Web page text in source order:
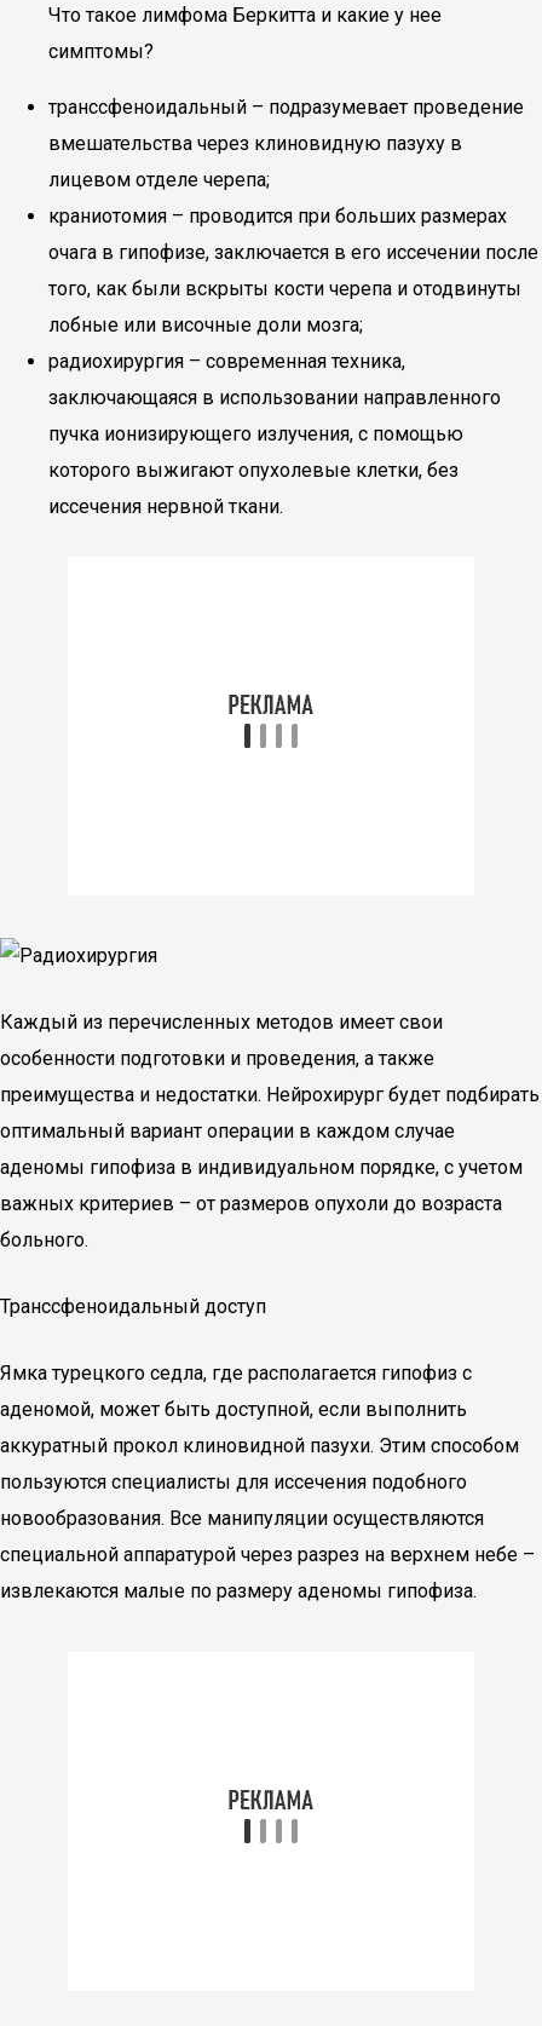
Что такое лимфома Беркитта и какие у нее
симптомы?
транссфеноидальный – подразумевает проведение
вмешательства через клиновидную пазуху в
лицевом отделе черепа;
краниотомия – проводится при больших размерах
очага в гипофизе, заключается в его иссечении после
того, как были вскрыты кости черепа и отодвинуты
лобные или височные доли мозга;
радиохирургия – современная техника,
заключающаяся в использовании направленного
пучка ионизирующего излучения, с помощью
которого выжигают опухолевые клетки, без
иссечения нервной ткани.
Каждый из перечисленных методов имеет свои
особенности подготовки и проведения, а также
преимущества и недостатки. Нейрохирург будет подбирать
оптимальный вариант операции в каждом случае
аденомы гипофиза в индивидуальном порядке, с учетом
важных критериев – от размеров опухоли до возраста
больного.
Транссфеноидальный доступ
Ямка турецкого седла, где располагается гипофиз с
аденомой, может быть доступной, если выполнить
аккуратный прокол клиновидной пазухи. Этим способом
пользуются специалисты для иссечения подобного
новообразования. Все манипуляции осуществляются
специальной аппаратурой через разрез на верхнем небе –
извлекаются малые по размеру аденомы гипофиза.